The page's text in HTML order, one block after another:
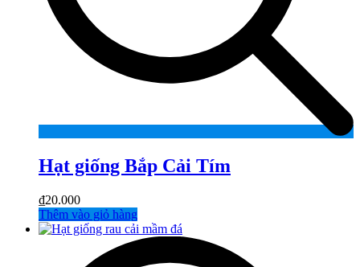
Hạt giống Bắp Cải Tím
₫20.000
Thêm vào giỏ hàng